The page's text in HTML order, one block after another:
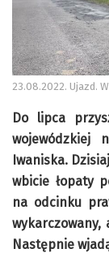
23.08.2022. Ujazd.
Do lipca
wojewódzkiej
Iwaniska.
wbicie łopaty
na odcinku
Następnie